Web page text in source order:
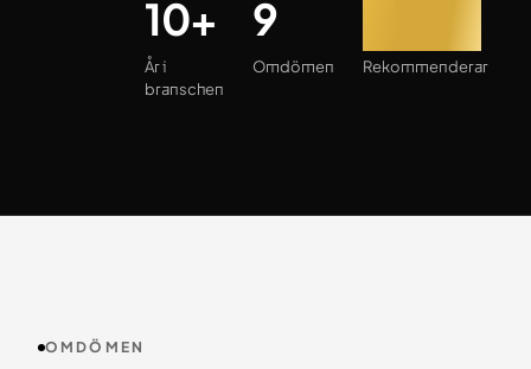
10+
År i
branschen
9
Omdömen Rekommenderar
OMDÖMEN